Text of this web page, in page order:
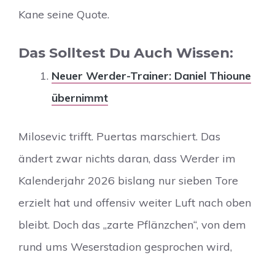
Kane seine Quote.
Das Solltest Du Auch Wissen:
Neuer Werder-Trainer: Daniel Thioune
übernimmt
Milosevic trifft. Puertas marschiert. Das
ändert zwar nichts daran, dass Werder im
Kalenderjahr 2026 bislang nur sieben Tore
erzielt hat und offensiv weiter Luft nach oben
bleibt. Doch das „zarte Pflänzchen“, von dem
rund ums Weserstadion gesprochen wird,